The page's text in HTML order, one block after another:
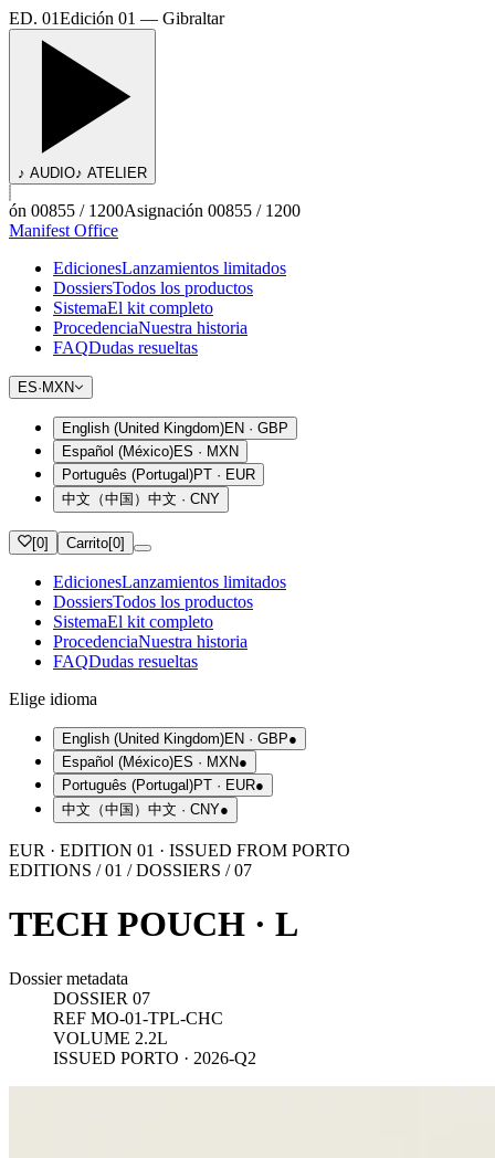
ED. 01Edición 01 — Gibraltar
♪ AUDIO♪ ATELIER
ón 00855 / 1200Asignación 00855 / 1200
Manifest Office
EdicionesLanzamientos limitados
DossiersTodos los productos
SistemaEl kit completo
ProcedenciaNuestra historia
FAQDudas resueltas
ES· MXN
English (United Kingdom)EN · GBP
Español (México)ES · MXN
Português (Portugal)PT · EUR
中文（中国） 中文 · CNY
[0] Carrito[0]
EdicionesLanzamientos limitados
DossiersTodos los productos
SistemaEl kit completo
ProcedenciaNuestra historia
FAQDudas resueltas
Elige idioma
English (United Kingdom)EN · GBP●
Español (México)ES · MXN●
Português (Portugal)PT · EUR●
中文（中国） 中文 · CNY●
EUR · EDITION 01 · ISSUED FROM PORTO
EDITIONS / 01 / DOSSIERS / 07
TECH POUCH · L
Dossier metadata
DOSSIER 07
REF MO-01-TPL-CHC
VOLUME 2.2L
ISSUED PORTO · 2026-Q2